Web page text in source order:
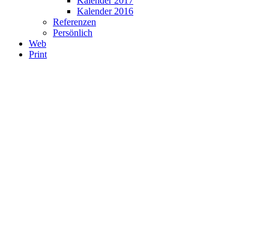
Kalender 2016
Referenzen
Persönlich
Web
Print